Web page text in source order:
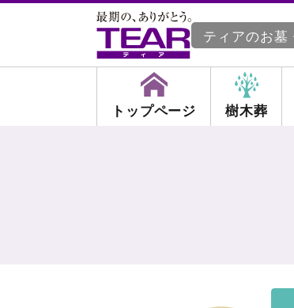
ティアのお墓
トップページ 樹木葬